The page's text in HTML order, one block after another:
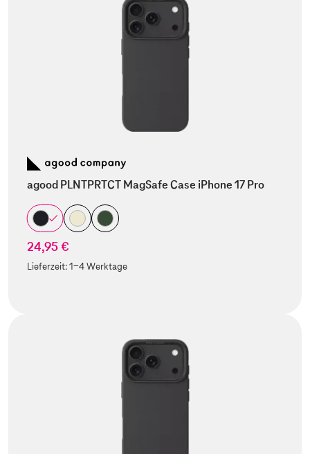
agood PLNTPRTCT MagSafe Case iPhone 17 Pro
24,95 €
Lieferzeit:1-4 Werktage